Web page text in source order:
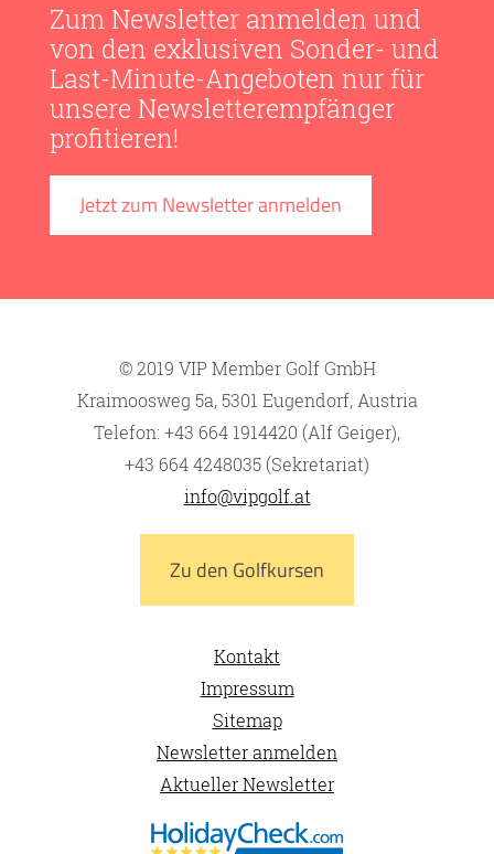
Zum Newsletter anmelden und
von den exklusiven Sonder- und
Last-Minute-Angeboten nur für
unsere Newsletterempfänger
profitieren!
Jetzt zum Newsletter anmelden
© 2019 VIP Member Golf GmbH
Kraimoosweg 5a, 5301 Eugendorf, Austria
Telefon: +43 664 1914420 (Alf Geiger),
+43 664 4248035 (Sekretariat)
info@vipgolf.at
Zu den Golfkursen
Kontakt
Impressum
Sitemap
Newsletter anmelden
Aktueller Newsletter